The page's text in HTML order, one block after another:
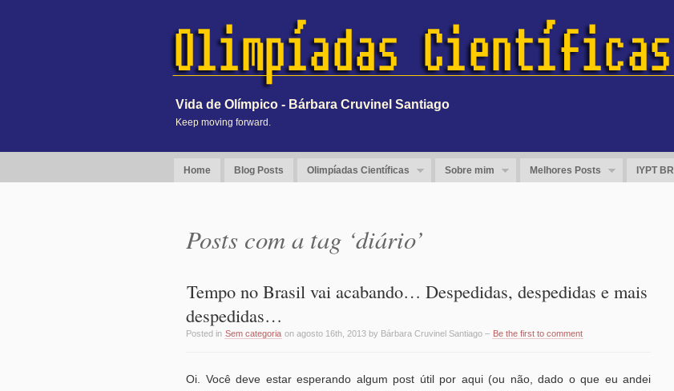
Vida de Olímpico - Bárbara Cruvinel Santiago
Keep moving forward.
Home Blog Posts Olimpíadas Científicas Sobre mim Melhores Posts IYPT BR
Posts com a tag ‘diário’
Tempo no Brasil vai acabando… Despedidas, despedidas e mais
despedidas…
Posted in Sem categoria on agosto 16th, 2013 by Bárbara Cruvinel Santiago – Be the first to comment
Oi. Você deve estar esperando algum post útil por aqui (ou não, dado o que eu andei